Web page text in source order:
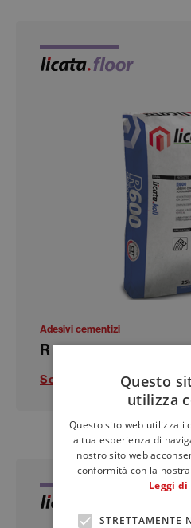
Adesivi cementizi
R 600
Scopri di più
Questo
utilizza
Questo sito web utilizza i
la tua esperienza di
nostro sito web
conformità con la
Leggi di
STRETTAMENTE